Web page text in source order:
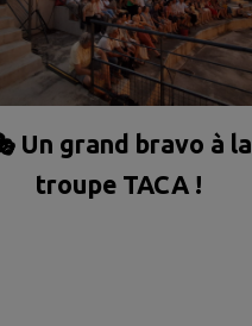
Un grand bravo à la
troupe TACA !